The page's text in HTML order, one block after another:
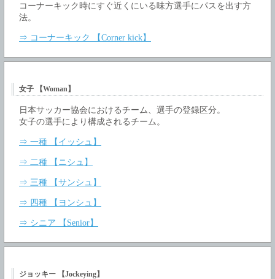
コーナーキック時にすぐ近くにいる味方選手にパスを出す方
法。
⇒ コーナーキック 【Corner kick】
女子 【Woman】
日本サッカー協会におけるチーム、選手の登録区分。
女子の選手により構成されるチーム。
⇒ 一種 【イッシュ】
⇒ 二種 【ニシュ】
⇒ 三種 【サンシュ】
⇒ 四種 【ヨンシュ】
⇒ シニア 【Senior】
ジョッキー 【Jockeying】